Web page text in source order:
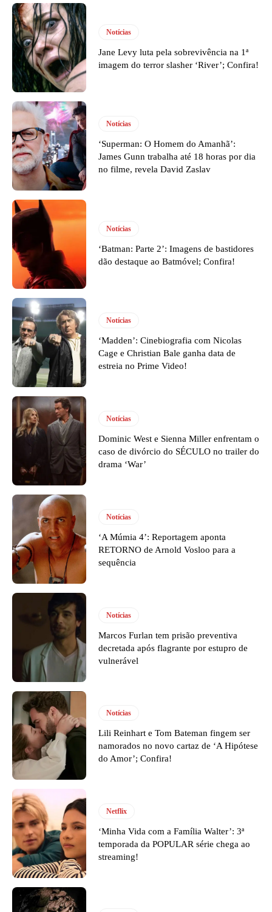
Notícias
Jane Levy luta pela sobrevivência na 1ª
imagem do terror slasher ‘River’; Confira!
Notícias
‘Superman: O Homem do Amanhã’:
James Gunn trabalha até 18 horas por dia
no filme, revela David Zaslav
Notícias
‘Batman: Parte 2’: Imagens de bastidores
dão destaque ao Batmóvel; Confira!
Notícias
‘Madden’: Cinebiografia com Nicolas
Cage e Christian Bale ganha data de
estreia no Prime Video!
Notícias
Dominic West e Sienna Miller enfrentam o
caso de divórcio do SÉCULO no trailer do
drama ‘War’
Notícias
‘A Múmia 4’: Reportagem aponta
RETORNO de Arnold Vosloo para a
sequência
Notícias
Marcos Furlan tem prisão preventiva
decretada após flagrante por estupro de
vulnerável
Notícias
Lili Reinhart e Tom Bateman fingem ser
namorados no novo cartaz de ‘A Hipótese
do Amor’; Confira!
Netflix
‘Minha Vida com a Família Walter’: 3ª
temporada da POPULAR série chega ao
streaming!